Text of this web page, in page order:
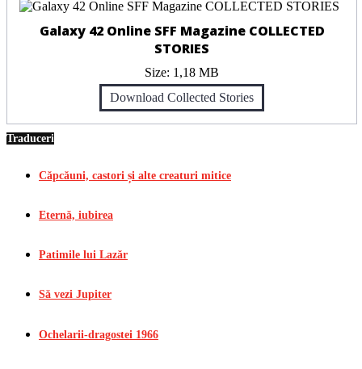
Galaxy 42 Online SFF Magazine COLLECTED
STORIES
Size: 1,18 MB
Download Collected Stories
Traduceri
Căpcăuni, castori și alte creaturi mitice
Eternă, iubirea
Patimile lui Lazăr
Să vezi Jupiter
Ochelarii-dragostei 1966